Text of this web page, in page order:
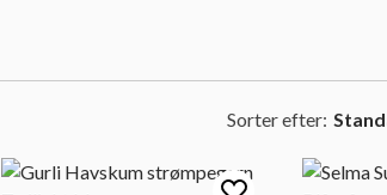
Sorter efter: